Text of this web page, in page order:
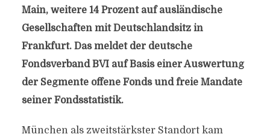
Main, weitere 14 Prozent auf ausländische
Gesellschaften mit Deutschlandsitz in
Frankfurt. Das meldet der deutsche
Fondsverband BVI auf Basis einer Auswertung
der Segmente offene Fonds und freie Mandate
seiner Fondsstatistik.
München als zweitstärkster Standort kam